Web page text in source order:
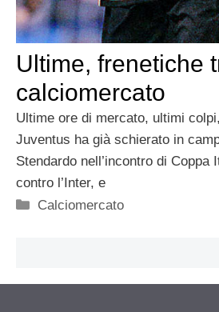
Ultime, frenetiche
calciomercato
Ultime ore di mercato, ultimi
Juventus ha già schierato in
Stendardo nell’incontro di Coppa
contro l’Inter, e
Categorie
Calciomercato